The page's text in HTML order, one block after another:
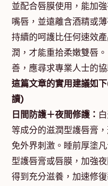
並配合唇膜使用，能加
嘴唇，並遠離含酒精或
持續的呵護比任何速效
潤，才能重拾柔嫩雙唇
善，應尋求專業人士的協
這篇文章的實用建議如
讀)
日間防護＋夜間修護：
等成分的滋潤型護唇膏
免外界刺激。睡前厚塗
型護唇膏或唇膜，加強
得到充分滋養，加速修復